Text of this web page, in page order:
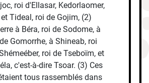
roi d'Ellasar, Kedorlaomer,
Tideal, roi de Gojim, (2)
à Béra, roi de Sodome, à
Gomorrhe, à Shineab, roi
roi de Tseboïm, et
c'est-à-dire Tsoar. (3) Ces
tous rassemblés dans